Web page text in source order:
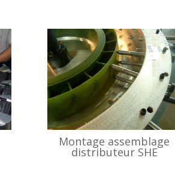
Montage assemblage
distributeur SHE